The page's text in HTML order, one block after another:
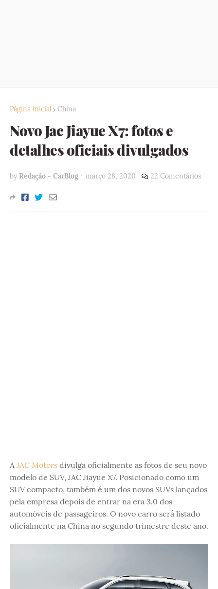
Página inicial China
Novo Jac Jiayue X7: fotos e
detalhes oficiais divulgados
by Redação - CarBlog - março 28, 2020 22 Comentários
A JAC Motors divulga oficialmente as fotos de seu novo
modelo de SUV, JAC Jiayue X7. Posicionado como um
SUV compacto, também é um dos novos SUVs lançados
pela empresa depois de entrar na era 3.0 dos
automóveis de passageiros. O novo carro será listado
oficialmente na China no segundo trimestre deste ano.